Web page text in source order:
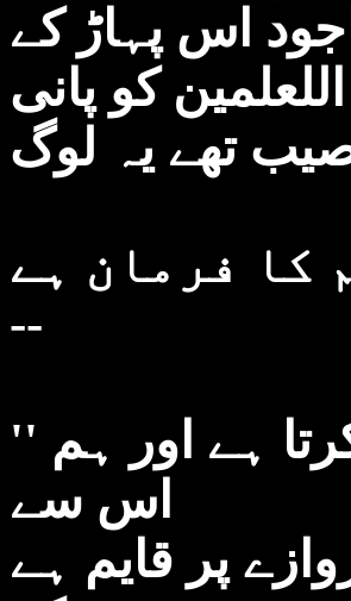
اس پہاڑ کے
کو پانی
فرمان ہے --
--
'' احد وہ پہاڑ ہے جو ہم سے محبت کرتا ہے اور ہم
اس سے
پر قایم ہے